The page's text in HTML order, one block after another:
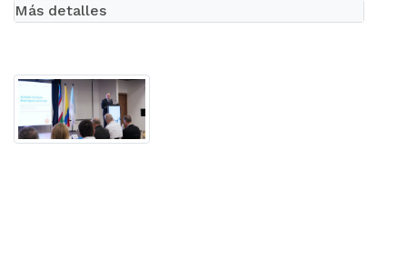
Más detalles